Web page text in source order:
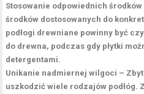
Stosowanie odpowiednich
środków dostosowanych do
podłogi drewniane powinny być
do drewna, podczas gdy płytki
detergentami.
Unikanie nadmiernej wilgoci –
uszkodzić wiele rodzajów podłóg.